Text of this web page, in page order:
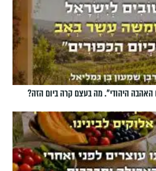
האהבה היהודי". מה בעצם קרה ביום הזה?